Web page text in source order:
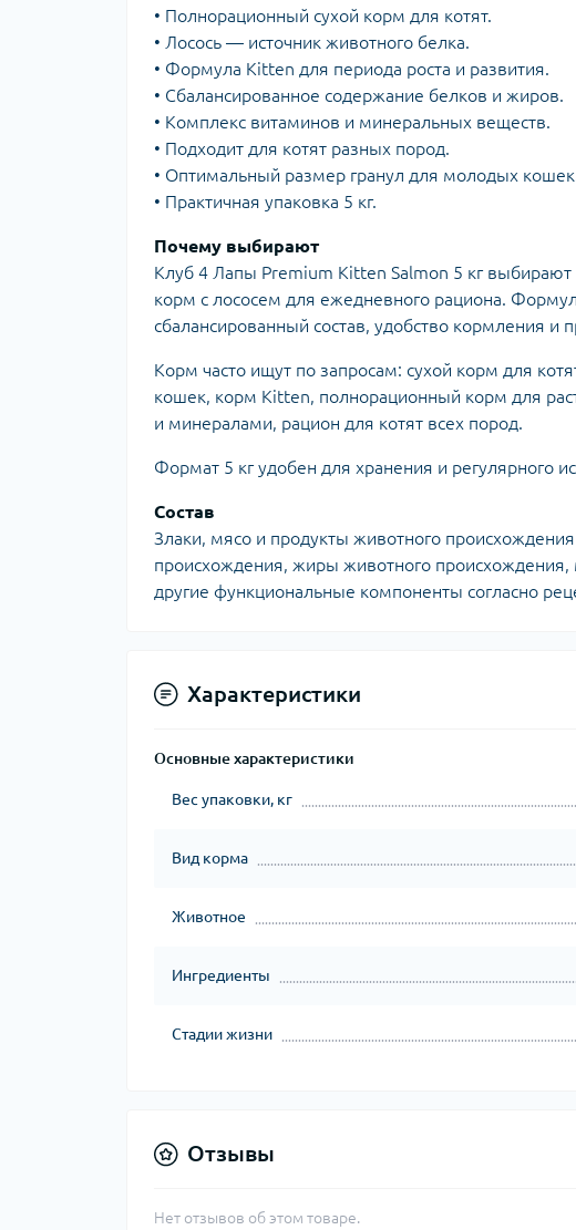
• Полнорационный сухой корм для котят.
• Лосось — источник животного белка.
• Формула Kitten для периода роста и развития.
• Сбалансированное содержание белков и жиров.
• Комплекс витаминов и минеральных веществ.
• Подходит для котят разных пород.
• Оптимальный размер гранул для молодых
• Практичная упаковка 5 кг.
Почему выбирают
Клуб 4 Лапы Premium Kitten Salmon 5 кг
корм с лососем для ежедневного рациона.
сбалансированный состав, удобство кормления и
Корм часто ищут по запросам: сухой корм для
кошек, корм Kitten, полнорационный корм для
и минералами, рацион для котят всех пород.
Формат 5 кг удобен для хранения и регулярного
Состав
Злаки, мясо и продукты животного
происхождения, жиры животного
другие функциональные компоненты согласно
Характеристики
Основные характеристики
Вес упаковки, кг
Вид корма
Животное
Ингредиенты
Стадии жизни
Отзывы
Нет отзывов об этом товаре.